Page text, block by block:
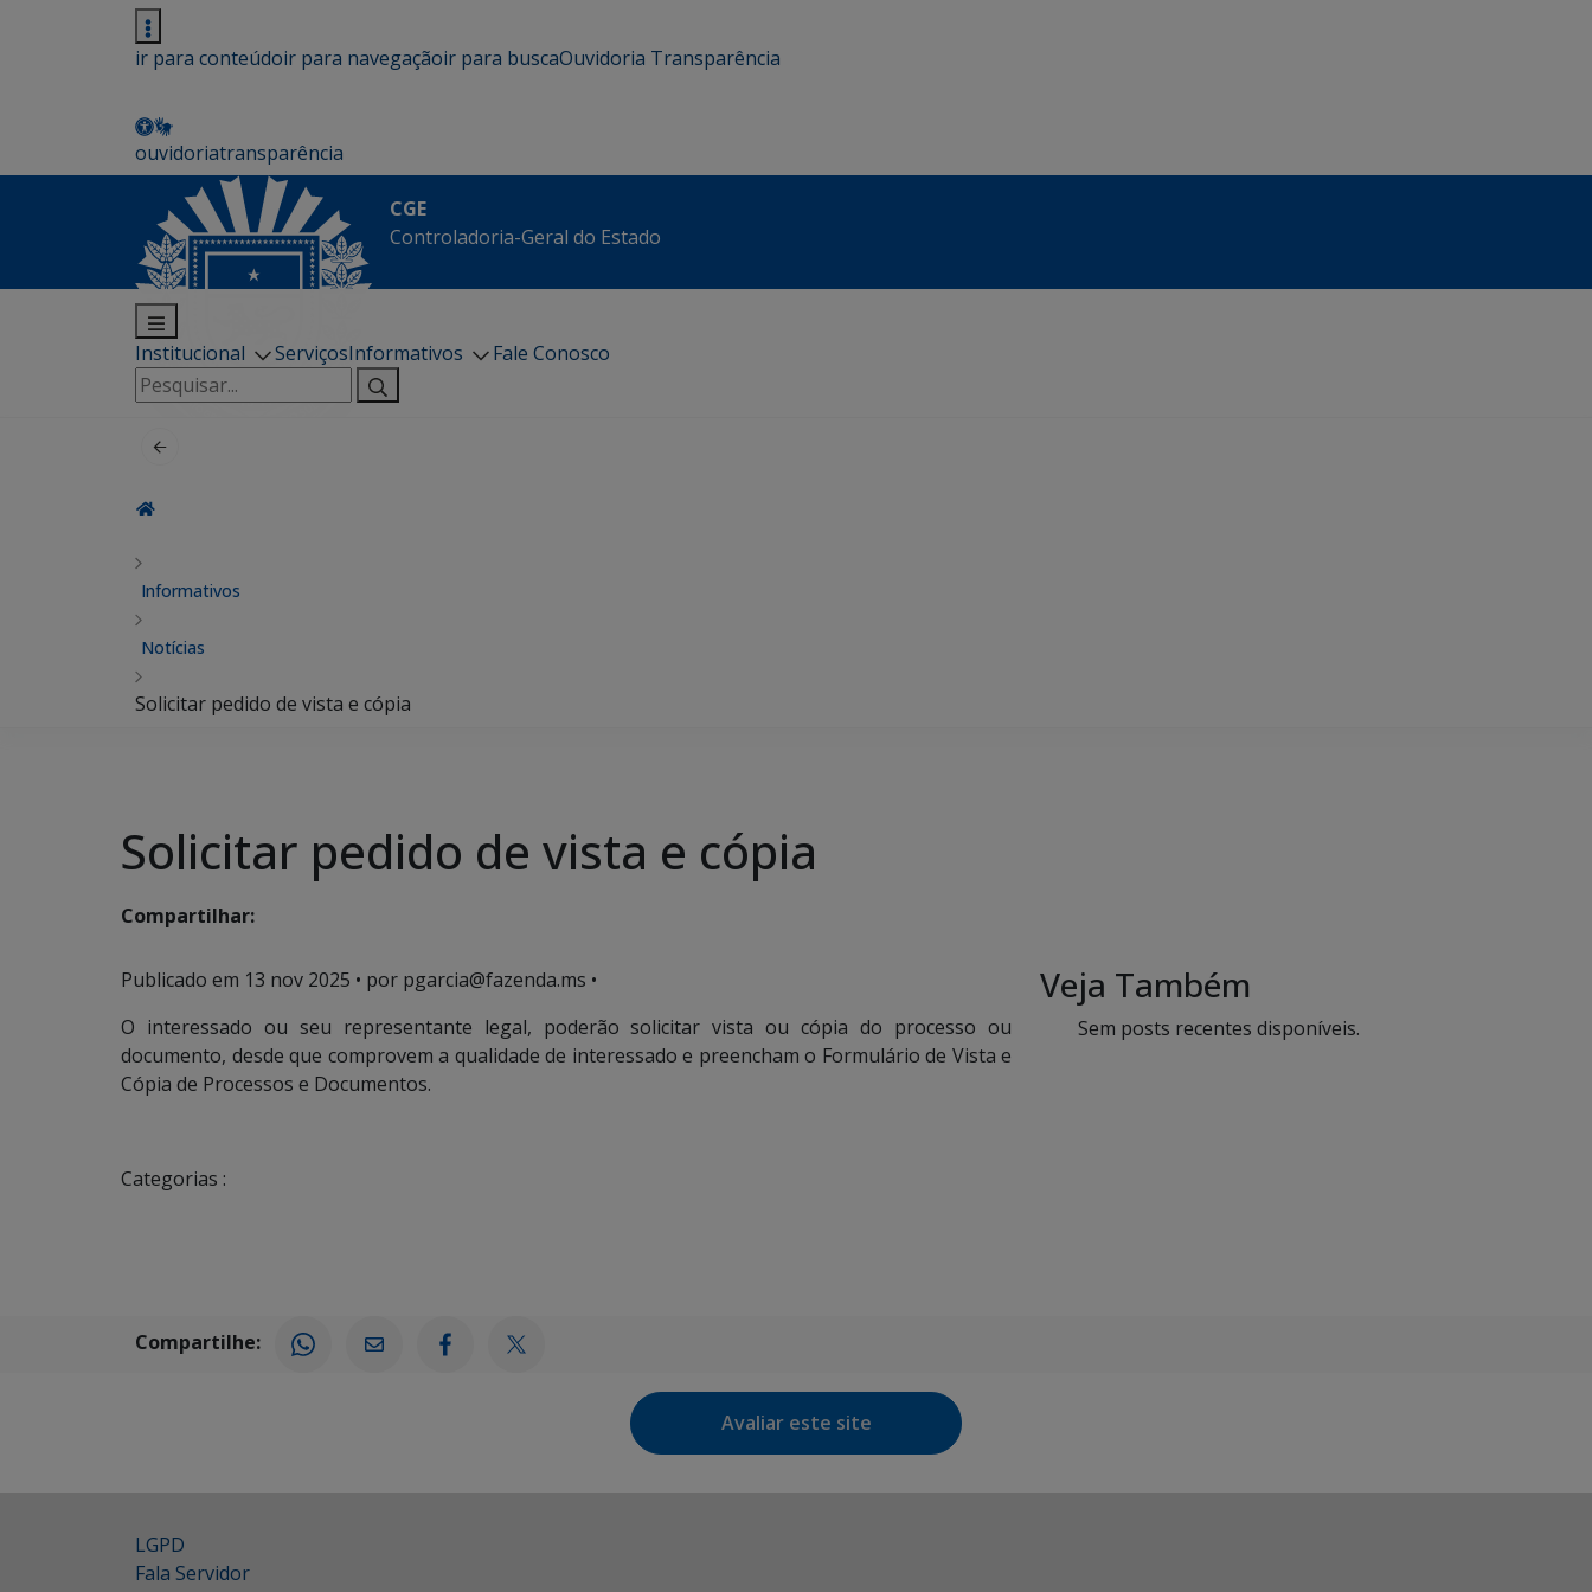
ir para conteúdoir para navegaçãoir para buscaOuvidoria Transparência
ouvidoriatransparência
CGE
Controladoria-Geral do Estado
Institucional ServiçosInformativos
Fale Conosco
Pesquisar
por:
Informativos
Notícias
Solicitar pedido de vista e cópia
Solicitar pedido de vista e cópia
Compartilhar:
Publicado em 13 nov 2025 • por pgarcia@fazenda.ms •
O interessado ou seu representante legal, poderão solicitar vista ou cópia do processo ou
documento, desde que comprovem a qualidade de interessado e preencham o Formulário de Vista e
Cópia de Processos e Documentos.
Categorias :
Veja Também
Sem posts recentes disponíveis.
Compartilhe:
Avaliar este site
LGPD
Fala Servidor